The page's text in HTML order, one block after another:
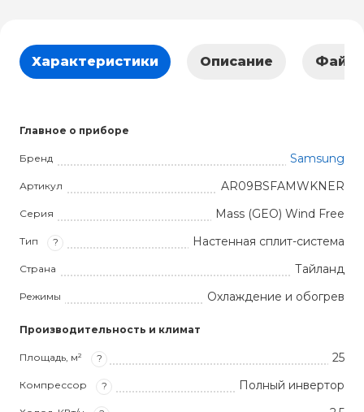
Характеристики Описание
Главное о приборе
Бренд Samsung
Артикул AR09BSFAMWKNER
Серия Mass (GEO) Wind Free
Тип ? Настенная сплит-система
Страна Тайланд
Режимы Охлаждение и обогрев
Производительность и климат
Площадь, м² ? 25
Компрессор ? Полный инвертор